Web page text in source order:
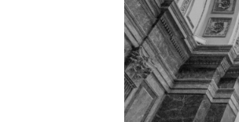
Forschung
Publikationen